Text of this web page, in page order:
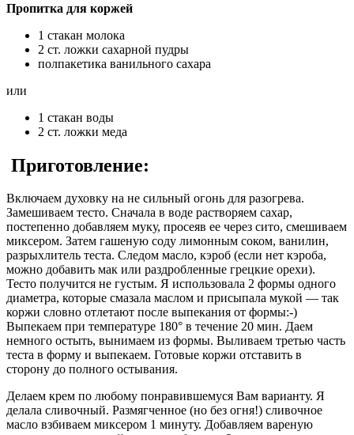
Пропитка для коржей
1 стакан молока
2 ст. ложки сахарной пудры
полпакетика ванильного сахара
или
1 стакан воды
2 ст. ложки меда
Приготовление:
Включаем духовку на не сильный огонь для разогрева.
Замешиваем тесто. Сначала в воде растворяем сахар,
постепенно добавляем муку, просеяв ее через сито, смешиваем
миксером. Затем гашеную соду лимонным соком, ванилин,
разрыхлитель теста. Следом масло, кэроб (если нет кэроба,
можно добавить мак или раздробленные грецкие орехи).
Тесто получится не густым. Я использовала 2 формы одного
диаметра, которые смазала маслом и присыпала мукой — так
коржи словно отлетают после выпекания от формы:-)
Выпекаем при температуре 180° в течение 20 мин. Даем
немного остыть, вынимаем из формы. Выливаем третью часть
теста в форму и выпекаем. Готовые коржи отставить в
сторону до полного остывания.
Делаем крем по любому понравившемуся Вам варианту. Я
делала сливочный. Размягченное (но без огня!) сливочное
масло взбиваем миксером 1 минуту. Добавляем вареную